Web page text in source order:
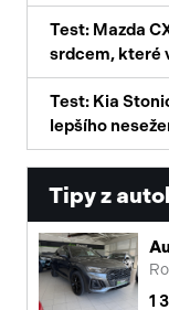
Test: Mazda
srdcem, které
Test: Kia
lepšího
Tipy z
1